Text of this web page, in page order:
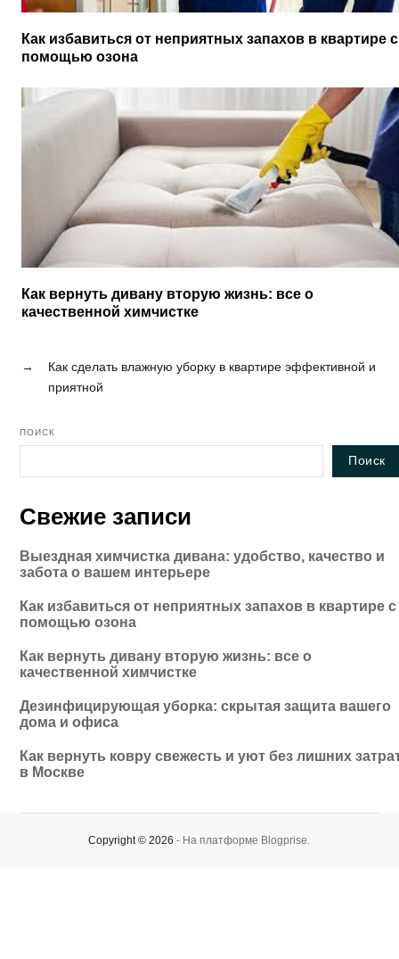
Как избавиться от неприятных запахов в квартире с
помощью озона
Как вернуть дивану вторую жизнь: все о
качественной химчистке
→
Как сделать влажную уборку в квартире эффективной и
приятной
ПОИСК
Поиск
Свежие записи
Выездная химчистка дивана: удобство, качество и
забота о вашем интерьере
Как избавиться от неприятных запахов в квартире с
помощью озона
Как вернуть дивану вторую жизнь: все о
качественной химчистке
Дезинфицирующая уборка: скрытая защита вашего
дома и офиса
Как вернуть ковру свежесть и уют без лишних
в Москве
Copyright © 2026 - На платформе Blogprise.